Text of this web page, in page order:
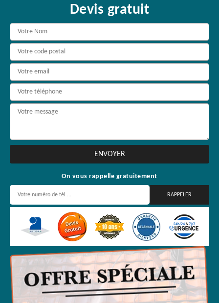
Devis gratuit
On vous rappelle gratuitement